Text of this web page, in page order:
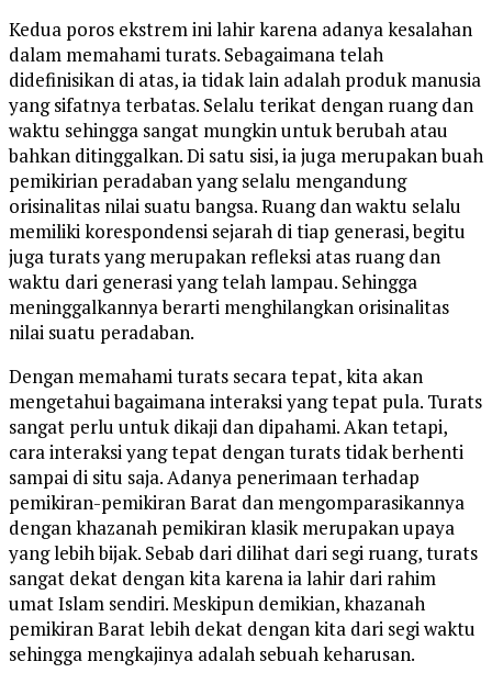
Kedua poros ekstrem ini lahir karena adanya kesalahan
dalam memahami turats. Sebagaimana telah
didefinisikan di atas, ia tidak lain adalah produk manusia
yang sifatnya terbatas. Selalu terikat dengan ruang dan
waktu sehingga sangat mungkin untuk berubah atau
bahkan ditinggalkan. Di satu sisi, ia juga merupakan buah
pemikirian peradaban yang selalu mengandung
orisinalitas nilai suatu bangsa. Ruang dan waktu selalu
memiliki korespondensi sejarah di tiap generasi, begitu
juga turats yang merupakan refleksi atas ruang dan
waktu dari generasi yang telah lampau. Sehingga
meninggalkannya berarti menghilangkan orisinalitas
nilai suatu peradaban.
Dengan memahami turats secara tepat, kita akan
mengetahui bagaimana interaksi yang tepat pula. Turats
sangat perlu untuk dikaji dan dipahami. Akan tetapi,
cara interaksi yang tepat dengan turats tidak berhenti
sampai di situ saja. Adanya penerimaan terhadap
pemikiran-pemikiran Barat dan mengomparasikannya
dengan khazanah pemikiran klasik merupakan upaya
yang lebih bijak. Sebab dari dilihat dari segi ruang, turats
sangat dekat dengan kita karena ia lahir dari rahim
umat Islam sendiri. Meskipun demikian, khazanah
pemikiran Barat lebih dekat dengan kita dari segi waktu
sehingga mengkajinya adalah sebuah keharusan.